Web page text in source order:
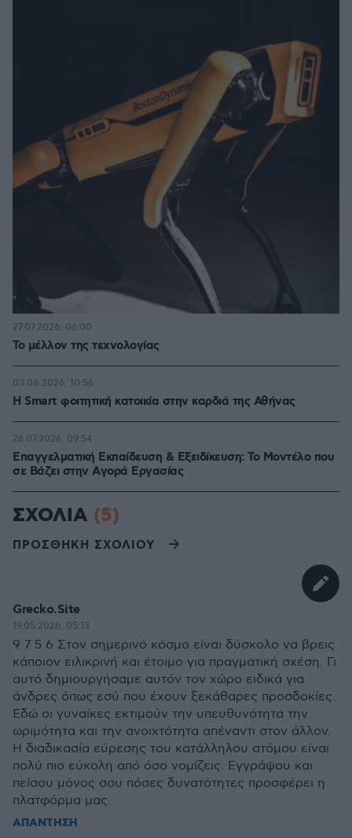
Το μέλλον της τεχνολογίας
27.07.2026, 06:00
Η Smart φοιτητική κατοικία στην καρδιά της Αθήνας
03.08.2026, 10:56
Επαγγελματική Εκπαίδευση & Εξειδίκευση: Το Mοντέλο που
σε Bάζει στην Aγορά Eργασίας
26.07.2026, 09:54
ΣΧΟΛΙΑ (5)
ΠΡΟΣΘΗΚΗ ΣΧΟΛΙΟΥ
Grecko.Site
19.05.2026, 05:13
9 7 5 6 Στον σημερινό κόσμο είναι δύσκολο να βρεις
κάποιον ειλικρινή και έτοιμο για πραγματική σχέση. Γι
αυτό δημιουργήσαμε αυτόν τον χώρο ειδικά για
άνδρες όπως εσύ που έχουν ξεκάθαρες προσδοκίες.
Εδώ οι γυναίκες εκτιμούν την υπευθυνότητα την
ωριμότητα και την ανοιχτότητα απέναντι στον άλλον.
Η διαδικασία εύρεσης του κατάλληλου ατόμου είναι
πολύ πιο εύκολη από όσο νομίζεις. Εγγράψου και
πείσου μόνος σου πόσες δυνατότητες προσφέρει η
πλατφόρμα μας.
ΑΠΑΝΤΗΣΗ